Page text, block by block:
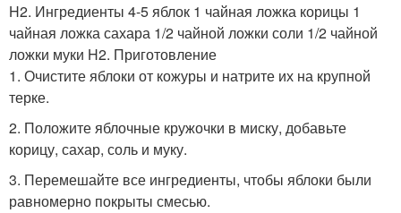
H2. Ингредиенты 4-5 яблок 1 чайная ложка корицы 1
чайная ложка сахара 1/2 чайной ложки соли 1/2 чайной
ложки муки H2. Приготовление
1. Очистите яблоки от кожуры и натрите их на крупной
терке.
2. Положите яблочные кружочки в миску, добавьте
корицу, сахар, соль и муку.
3. Перемешайте все ингредиенты, чтобы яблоки были
равномерно покрыты смесью.